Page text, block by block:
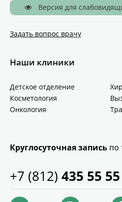
Версия для
Задать вопрос врачу
Наши клиники
Детское отделение
Косметология
Онкология
Круглосуточная запись по
+7 (812) 435 55 55